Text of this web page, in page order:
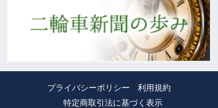
プライバシーポリシー
利用規約
特定商取引法に基づく表示